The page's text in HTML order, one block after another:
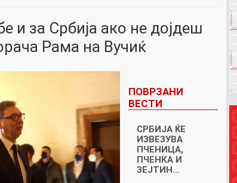
и за Србија ако не дојдеш
Рама на Вучиќ
ПОВРЗАНИ
ВЕСТИ
СРБИЈА ЌЕ
ИЗВЕЗУВА
ПЧЕНИЦА,
ПЧЕНКА И
ЗЕЈТИН…